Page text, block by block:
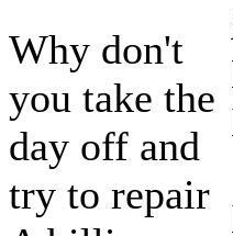
Why don't
you take the
day off and
try to repair